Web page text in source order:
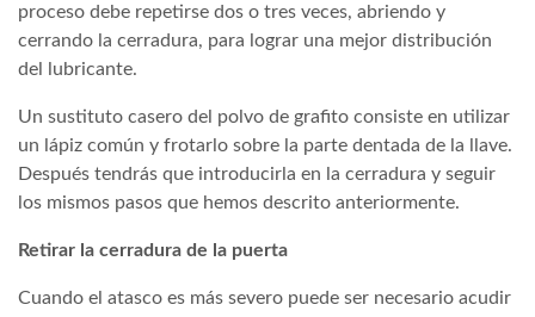
proceso debe repetirse dos o tres veces, abriendo y
cerrando la cerradura, para lograr una mejor distribución
del lubricante.
Un sustituto casero del polvo de grafito consiste en utilizar
un lápiz común y frotarlo sobre la parte dentada de la llave.
Después tendrás que introducirla en la cerradura y seguir
los mismos pasos que hemos descrito anteriormente.
Retirar la cerradura de la puerta
Cuando el atasco es más severo puede ser necesario acudir